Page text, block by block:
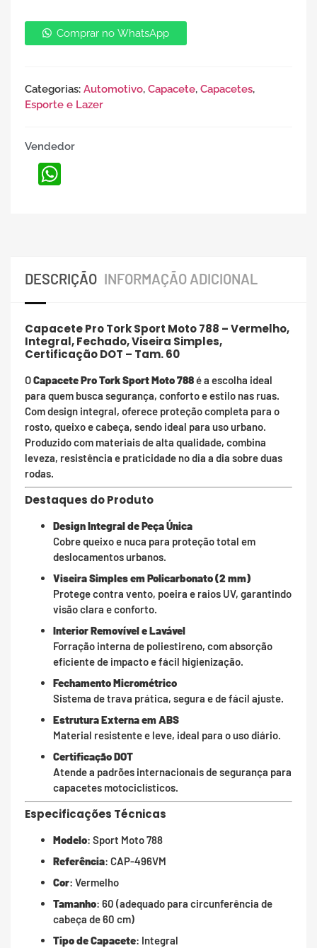
Comprar no WhatsApp
Categorias: Automotivo, Capacete, Capacetes,
Esporte e Lazer
Vendedor
DESCRIÇÃO INFORMAÇÃO ADICIONAL
Capacete Pro Tork Sport Moto 788 – Vermelho,
Integral, Fechado, Viseira Simples,
Certificação DOT – Tam. 60
OCapacete Pro Tork Sport Moto 788é a escolha ideal
para quem busca segurança, conforto e estilo nas ruas.
Com design integral, oferece proteção completa para o
rosto, queixo e cabeça, sendo ideal para uso urbano.
Produzido com materiais de alta qualidade, combina
leveza, resistência e praticidade no dia a dia sobre duas
rodas.
Destaques do Produto
Design Integral de Peça Única
Cobre queixo e nuca para proteção total em
deslocamentos urbanos.
Viseira Simples em Policarbonato (2 mm)
Protege contra vento, poeira e raios UV, garantindo
visão clara e conforto.
Interior Removível e Lavável
Forração interna de poliestireno, com absorção
eficiente de impacto e fácil higienização.
Fechamento Micrométrico
Sistema de trava prática, segura e de fácil ajuste.
Estrutura Externa em ABS
Material resistente e leve, ideal para o uso diário.
Certificação DOT
Atende a padrões internacionais de segurança para
capacetes motociclísticos.
Especificações Técnicas
Modelo: Sport Moto 788
Referência: CAP-496VM
Cor: Vermelho
Tamanho: 60 (adequado para circunferência de
cabeça de 60 cm)
Tipo de Capacete: Integral